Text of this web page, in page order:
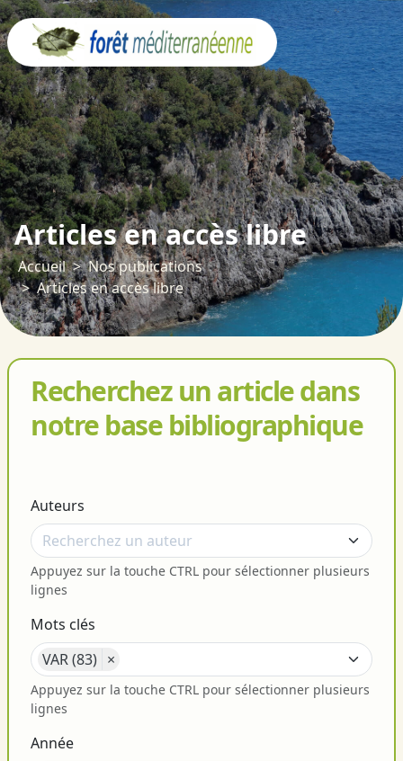
Articles en accès libre
Accueil
Nos publications
Articles en accès libre
Recherchez un article dans
notre base bibliographique
Auteurs
Appuyez sur la touche CTRL pour sélectionner plusieurs
lignes
Mots clés
VAR (83) ×
Appuyez sur la touche CTRL pour sélectionner plusieurs
lignes
Année
Panneau de gestion des cookies